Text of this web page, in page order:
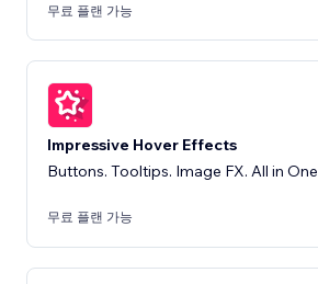
무료 플랜 가능
Impressive Hover Effects
Buttons. Tooltips. Image FX. All in One
무료 플랜 가능